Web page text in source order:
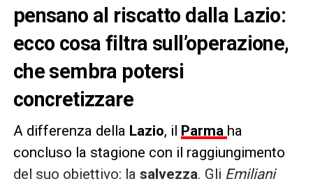
pensano al riscatto dalla Lazio:
ecco cosa filtra sull’operazione,
che sembra potersi
concretizzare
A differenza della Lazio, il Parma ha
concluso la stagione con il raggiungimento
del suo obiettivo: la salvezza. Gli Emiliani